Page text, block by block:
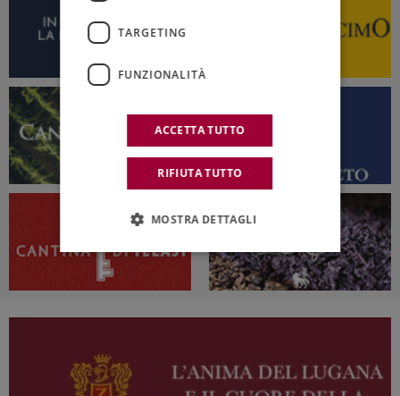
TARGETING
FUNZIONALITÀ
ACCETTA TUTTO
RIFIUTA TUTTO
MOSTRA DETTAGLI